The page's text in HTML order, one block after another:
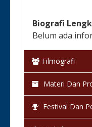
Biografi
Belum ada
Filmografi
Materi Dan
Festival Dan